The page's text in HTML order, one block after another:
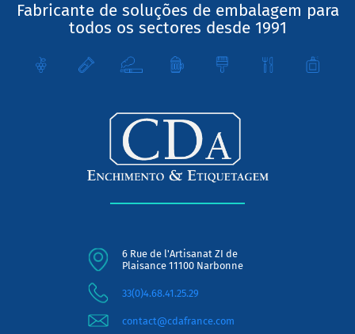
Fabricante de soluções de embalagem para
todos os sectores desde 1991
6 Rue de l'Artisanat ZI de
Plaisance 11100 Narbonne
33(0)4.68.41.25.29
contact@cdafrance.com